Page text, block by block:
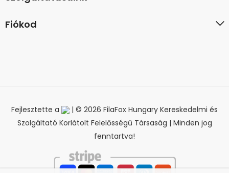
Fiókod
Fejlesztette a
| © 2026 FilaFox Hungary Kereskedelmi és
Szolgáltató Korlátolt Felelősségű Társaság | Minden jog
fenntartva!